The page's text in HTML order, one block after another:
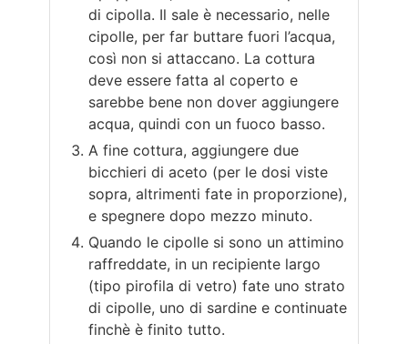
di cipolla. Il sale è necessario, nelle
cipolle, per far buttare fuori l’acqua,
così non si attaccano. La cottura
deve essere fatta al coperto e
sarebbe bene non dover aggiungere
acqua, quindi con un fuoco basso.
A fine cottura, aggiungere due
bicchieri di aceto (per le dosi viste
sopra, altrimenti fate in proporzione),
e spegnere dopo mezzo minuto.
Quando le cipolle si sono un attimino
raffreddate, in un recipiente largo
(tipo pirofila di vetro) fate uno strato
di cipolle, uno di sardine e continuate
finchè è finito tutto.